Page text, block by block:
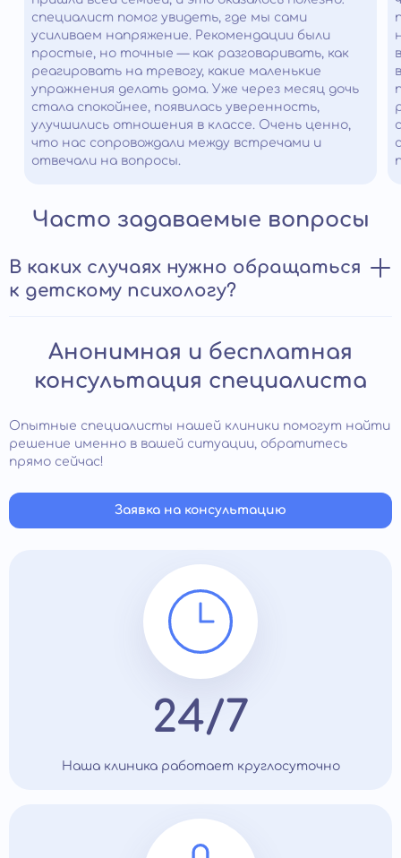
специалист помог увидеть, где мы сами
усиливаем напряжение. Рекомендации были
простые, но точные — как разговаривать, как
реагировать на тревогу, какие маленькие
упражнения делать дома. Уже через месяц дочь
стала спокойнее, появилась уверенность,
улучшились отношения в классе. Очень ценно,
что нас сопровождали между встречами и
отвечали на вопросы.
Часто задаваемые вопросы
В каких случаях нужно обращаться
к детскому психологу?
наладить отношения с ровесниками, родителями;
определить индивидуальные особенности и
способности ребенка.
Помощь специалиста актуальна, если дети страдают
от ночных кошмаров, тревожного сна, плохого
аппетита, эмоциональной нестабильности, вредных
привычек. Рекомендуется обратиться в клинику, если
обнаружили у ребенка задержки в развитие или
Анонимная и бесплатная
консультация специалиста
Опытные специалисты нашей клиники помогут найти
решение именно в вашей ситуации, обратитесь
прямо сейчас!
Заявка на консультацию
24/7
Наша клиника работает круглосуточно